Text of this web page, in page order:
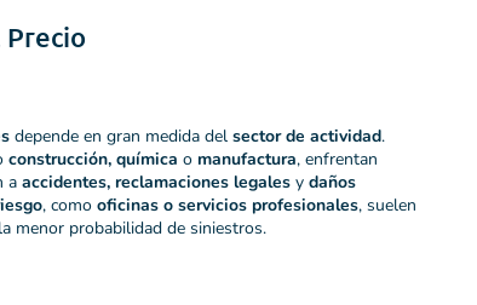
depende en gran medida del sector de actividad.
construcción, química o manufactura, enfrentan
a accidentes, reclamaciones legales y daños
, como oficinas o servicios profesionales, suelen
menor probabilidad de siniestros.